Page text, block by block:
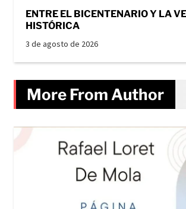
ENTRE EL BICENTENARIO Y LA
HISTÓRICA
3 de agosto de 2026
More From Author